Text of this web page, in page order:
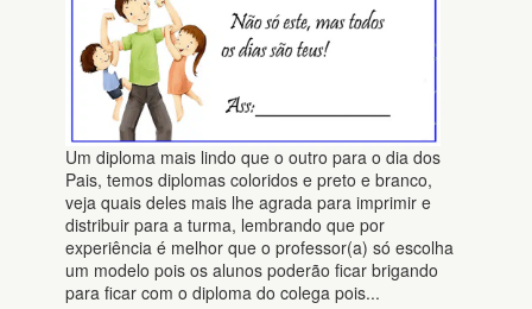
Um diploma mais lindo que o outro para o dia dos
Pais, temos diplomas coloridos e preto e branco,
veja quais deles mais lhe agrada para imprimir e
distribuir para a turma, lembrando que por
experiência é melhor que o professor(a) só escolha
um modelo pois os alunos poderão ficar brigando
para ficar com o diploma do colega pois...